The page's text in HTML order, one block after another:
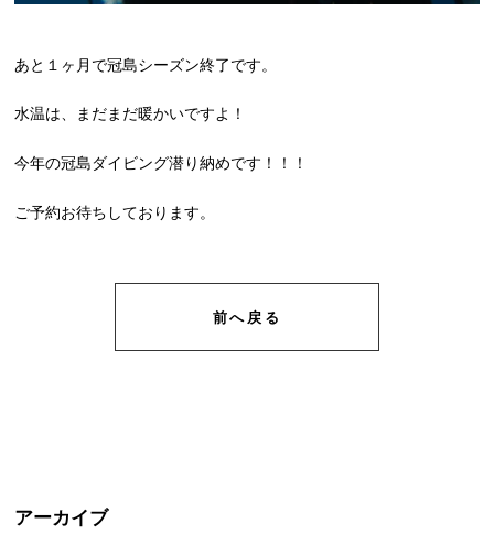
あと１ヶ月で冠島シーズン終了です。
水温は、まだまだ暖かいですよ！
今年の冠島ダイビング潜り納めです！！！
ご予約お待ちしております。
前へ戻る
アーカイブ